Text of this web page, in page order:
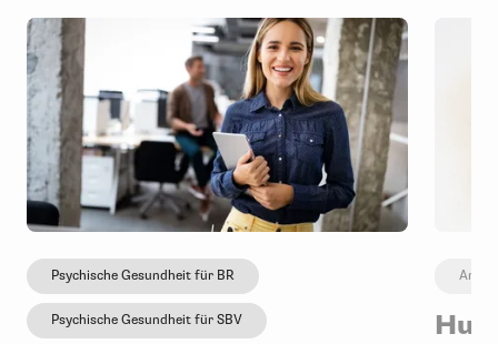
Psychische Gesundheit für BR
Psychische Gesundheit für SBV